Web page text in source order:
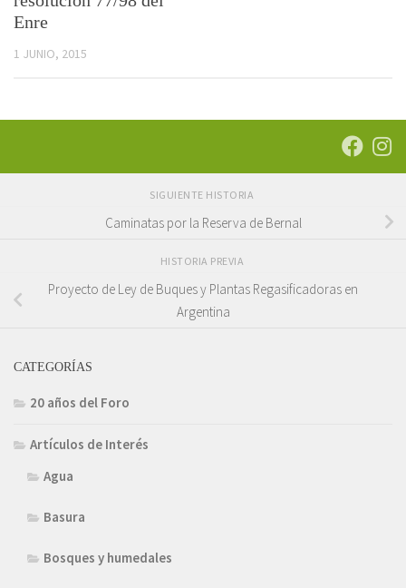
Enre
1 JUNIO, 2015
SIGUIENTE HISTORIA
Caminatas por la Reserva de Bernal
HISTORIA PREVIA
Proyecto de Ley de Buques y Plantas Regasificadoras en
Argentina
CATEGORÍAS
20 años del Foro
Artículos de Interés
Agua
Basura
Bosques y humedales